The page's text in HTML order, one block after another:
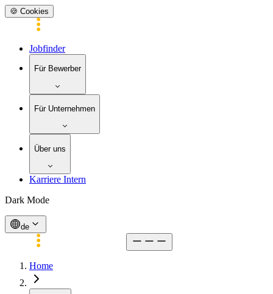
🍪 Cookies
Jobfinder
Für Bewerber
Für Unternehmen
Über uns
Karriere Intern
Dark Mode
de
Home